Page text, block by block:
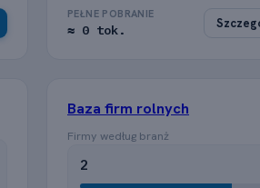
PEŁNE POBRANIE
≈ 0 tok.
Baza firm rolnych
Firmy według branż
2